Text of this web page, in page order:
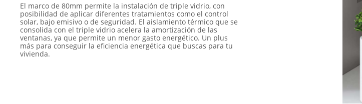
El marco de 80mm permite la instalación de triple vidrio, con
posibilidad de aplicar diferentes tratamientos como el control
solar, bajo emisivo o de seguridad. El aislamiento térmico que se
consolida con el triple vidrio acelera la amortización de las
ventanas, ya que permite un menor gasto energético. Un plus
más para conseguir la eficiencia energética que buscas para tu
vivienda.